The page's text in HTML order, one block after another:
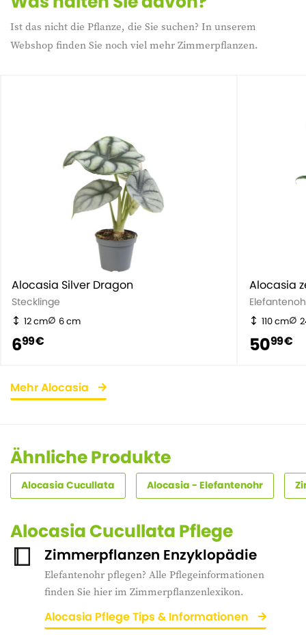
Ist das nicht die Pflanze, die Sie suchen? In unserem
Webshop finden Sie noch viel mehr Zimmerpflanzen.
Alocasia Silver Dragon
Stecklinge
12 cm 6 cm
699 €
Alocasia
110 cm
5099 €
Mehr Alocasia
Ähnliche Produkte
Alocasia Cucullata Alocasia - Elefantenohr
Alocasia Cucullata Pflege
Zimmerpflanzen Enzyklopädie
Elefantenohr pflegen? Alle Pflegeinformationen
finden Sie hier im Zimmerpflanzenlexikon.
Alocasia Pflege Tips & Informationen